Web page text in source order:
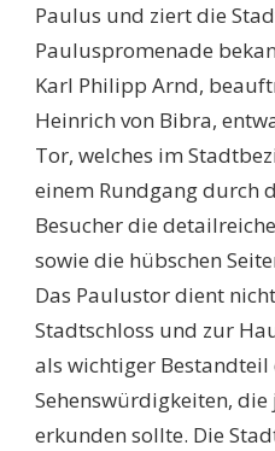
Paulus und ziert die
Pauluspromenade
Karl Philipp Arnd,
Heinrich von Bibra,
Tor, welches im
einem Rundgang durch
Besucher die
sowie die hübschen
Das Paulustor dient
Stadtschloss und zur
als wichtiger
Sehenswürdigkeiten, die
erkunden sollte. Die